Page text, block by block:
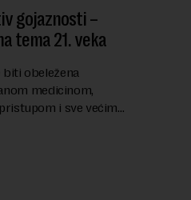
gojaznosti –
tema 21. veka
biti obeležena
medicinom,
i sve većim